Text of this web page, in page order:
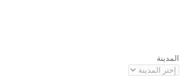
المدينة